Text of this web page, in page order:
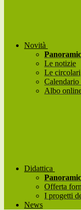
Novità
Le notizie
Le circolari
Calendario
Albo
Didattica
Offerta
I progetti
News